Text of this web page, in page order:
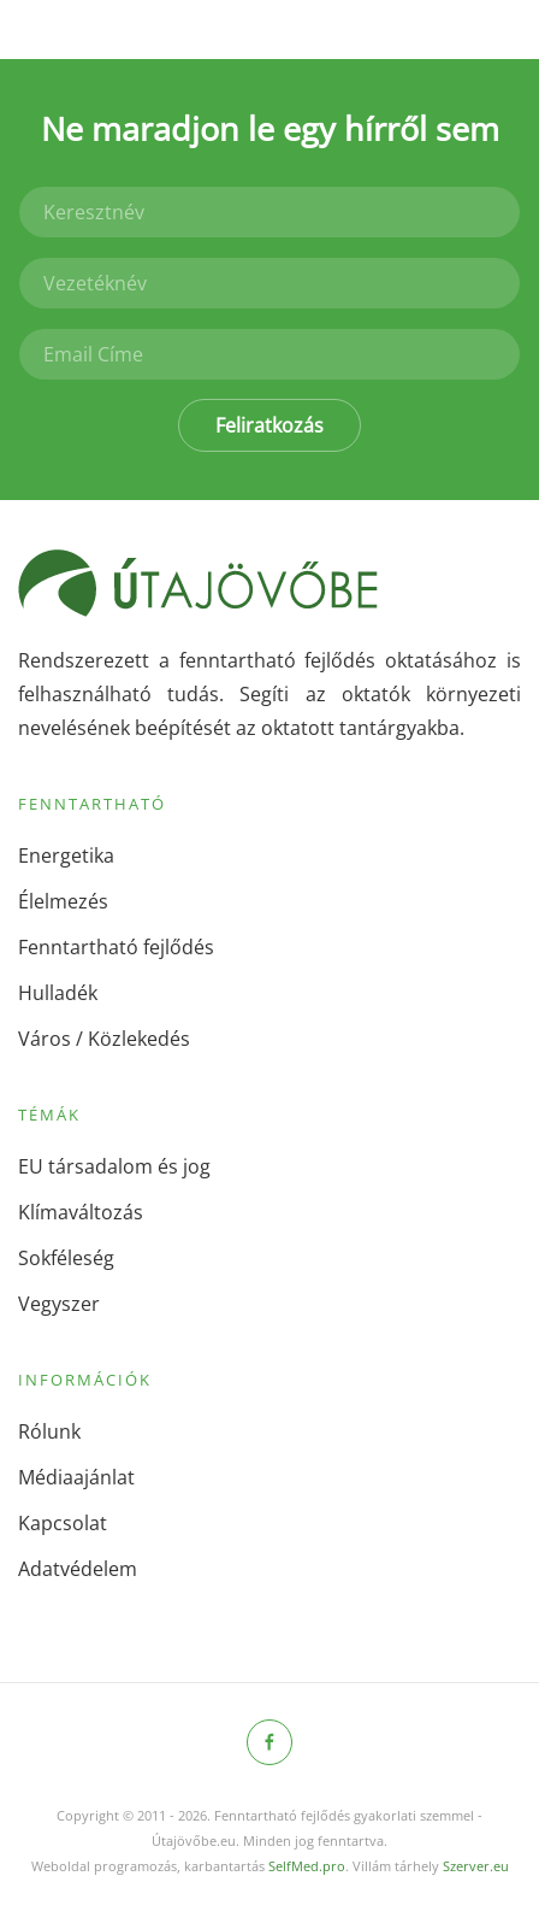
Ne maradjon le egy hírről sem
Feliratkozás
Rendszerezett a fenntartható fejlődés oktatásához is
felhasználható tudás. Segíti az oktatók környezeti
nevelésének beépítését az oktatott tantárgyakba.
FENNTARTHATÓ
Energetika
Élelmezés
Fenntartható fejlődés
Hulladék
Város / Közlekedés
TÉMÁK
EU társadalom és jog
Klímaváltozás
Sokféleség
Vegyszer
INFORMÁCIÓK
Rólunk
Médiaajánlat
Kapcsolat
Adatvédelem
Copyright © 2011 - 2026. Fenntartható fejlődés gyakorlati szemmel -
Útajövőbe.eu. Minden jog fenntartva.
Weboldal programozás, karbantartás SelfMed.pro. Villám tárhely Szerver.eu